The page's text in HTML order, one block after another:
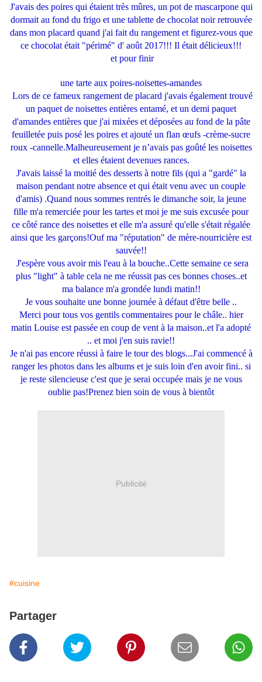
J'avais des poires qui étaient très mûres, un pot de mascarpone qui
dormait au fond du frigo et une tablette de chocolat noir retrouvée
dans mon placard quand j'ai fait du rangement et figurez-vous que
ce chocolat était "périmé" d' août 2017!!! Il était délicieux!!!
et pour finir
une tarte aux poires-noisettes-amandes
Lors de ce fameux rangement de placard j'avais également trouvé
un paquet de noisettes entières entamé, et un demi paquet
d'amandes entières que j'ai mixées et déposées au fond de la pâte
feuilletée puis posé les poires et ajouté un flan œufs -crème-sucre
roux -cannelle.Malheureusement je n’avais pas goûté les noisettes
et elles étaient devenues rances.
J'avais laissé la moitié des desserts à notre fils (qui a "gardé" la
maison pendant notre absence et qui était venu avec un couple
d'amis) .Quand nous sommes rentrés le dimanche soir, la jeune
fille m'a remerciée pour les tartes et moi je me suis excusée pour
ce côté rance des noisettes et elle m'a assuré qu'elle s'était régalée
ainsi que les garçons!Ouf ma "réputation" de mère-nourricière est
sauvée!!
J'espère vous avoir mis l'eau à la bouche..Cette semaine ce sera
plus "light" à table cela ne me réussit pas ces bonnes choses..et
ma balance m'a grondée lundi matin!!
Je vous souhaite une bonne journée à défaut d'être belle ..
Merci pour tous vos gentils commentaires pour le châle.. hier
matin Louise est passée en coup de vent à la maison..et l'a adopté
.. et moi j'en suis ravie!!
Je n'ai pas encore réussi à faire le tour des blogs...J'ai commencé à
ranger les photos dans les albums et je suis loin d'en avoir fini.. si
je reste silencieuse c'est que je serai occupée mais je ne vous
oublie pas!Prenez bien soin de vous à bientôt
Publicité
#cuisine
Partager